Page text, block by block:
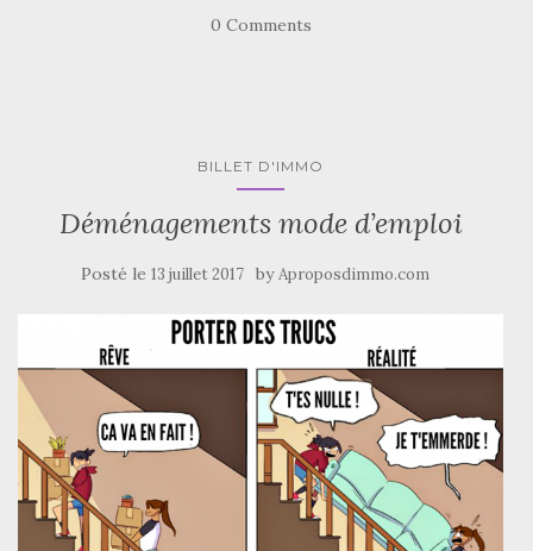
0 Comments
BILLET D'IMMO
Déménagements mode d’emploi
Posté le 13 juillet 2017 byAproposdimmo.com